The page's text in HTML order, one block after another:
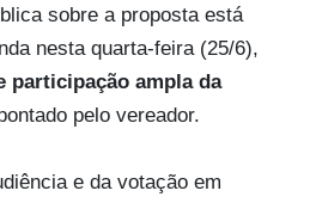
sobre a proposta está
nesta quarta-feira (25/6),
participação ampla da
pelo vereador.
e da votação em